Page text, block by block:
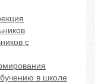
с
в школе